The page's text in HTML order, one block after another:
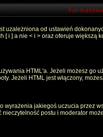
od ustawień
i ] a nie < i > oraz oferuje
HTML'a. Jeżeli możesz go
Jeżeli HTML jest włączony,
jakiegoś uczucia przez
postu i moderator